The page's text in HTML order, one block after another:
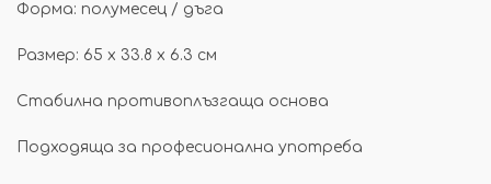
Форма: полумесец / дъга
Размер: 65 x 33.8 x 6.3 см
Стабилна противоплъзгаща основа
Подходяща за професионална употреба